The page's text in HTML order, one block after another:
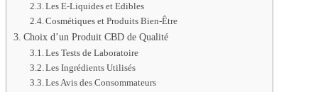
Les E-Liquides et Edibles
Cosmétiques et Produits Bien-Être
Choix d’un Produit CBD de Qualité
Les Tests de Laboratoire
Les Ingrédients Utilisés
Les Avis des Consommateurs